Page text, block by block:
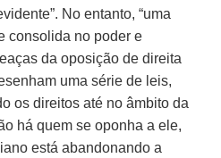
No entanto, “uma
consolida no poder e
da oposição de direita
uma série de leis,
os direitos até no âmbito da
há quem se oponha a ele,
está abandonando a